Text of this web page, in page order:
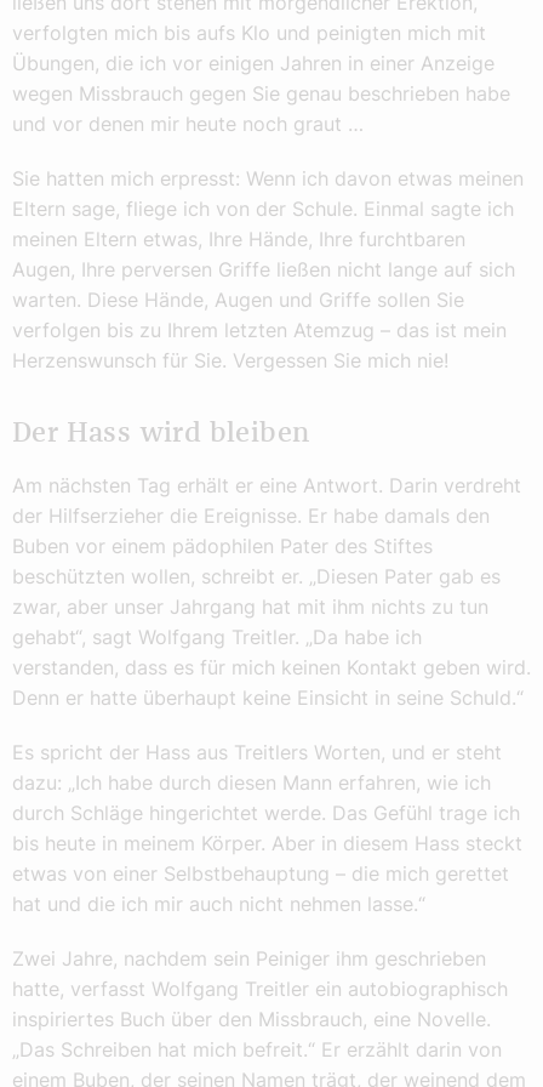
verfolgten mich bis aufs Klo und peinigten mich mit
Übungen, die ich vor einigen Jahren in einer Anzeige
wegen Missbrauch gegen Sie genau beschrieben habe
und vor denen mir heute noch graut …
Sie hatten mich erpresst: Wenn ich davon etwas meinen
Eltern sage, fliege ich von der Schule. Einmal sagte ich
meinen Eltern etwas, Ihre Hände, Ihre furchtbaren
Augen, Ihre perversen Griffe ließen nicht lange auf sich
warten. Diese Hände, Augen und Griffe sollen Sie
verfolgen bis zu Ihrem letzten Atemzug – das ist mein
Herzenswunsch für Sie. Vergessen Sie mich nie!
Der Hass wird bleiben
Am nächsten Tag erhält er eine Antwort. Darin verdreht
der Hilfserzieher die Ereignisse. Er habe damals den
Buben vor einem pädophilen Pater des Stiftes
beschützten wollen, schreibt er. „Diesen Pater gab es
zwar, aber unser Jahrgang hat mit ihm nichts zu tun
gehabt“, sagt Wolfgang Treitler. „Da habe ich
verstanden, dass es für mich keinen Kontakt geben wird.
Denn er hatte überhaupt keine Einsicht in seine Schuld.“
Es spricht der Hass aus Treitlers Worten, und er steht
dazu: „Ich habe durch diesen Mann erfahren, wie ich
durch Schläge hingerichtet werde. Das Gefühl trage ich
bis heute in meinem Körper. Aber in diesem Hass steckt
etwas von einer Selbstbehauptung – die mich gerettet
hat und die ich mir auch nicht nehmen lasse.“
Zwei Jahre, nachdem sein Peiniger ihm geschrieben
hatte, verfasst Wolfgang Treitler ein autobiographisch
inspiriertes Buch über den Missbrauch, eine Novelle.
„Das Schreiben hat mich befreit.“ Er erzählt darin von
einem Buben, der seinen Namen trägt, der weinend dem